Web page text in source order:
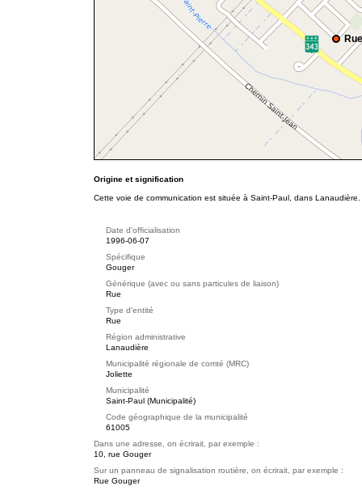
Origine et signification
Cette voie de communication est située à Saint-Paul, dans
Date d'officialisation
1996-06-07
Spécifique
Gouger
Générique (avec ou sans particules de liaison)
Rue
Type d'entité
Rue
Région administrative
Lanaudière
Municipalité régionale de comté (MRC)
Joliette
Municipalité
Saint-Paul (Municipalité)
Code géographique de la municipalité
61005
Dans une adresse, on écrirait, par exemple :
10, rue Gouger
Sur un panneau de signalisation routière, on écrirait, par exemple :
Rue Gouger